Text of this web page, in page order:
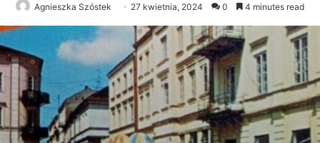
Agnieszka Szóstek 27 kwietnia, 2024 0 4 minutes read